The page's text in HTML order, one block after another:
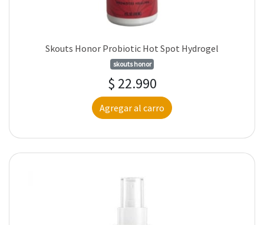
Skouts Honor Probiotic Hot Spot Hydrogel
skouts honor
$ 22.990
Agregar al carro